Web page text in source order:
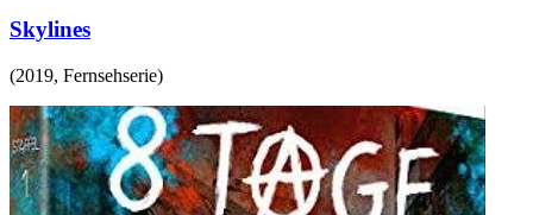
Skylines
(2019, Fernsehserie)